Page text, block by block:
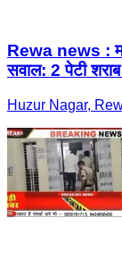
Rewa news :
सवाल: 2 पेटी
Huzur Nagar,